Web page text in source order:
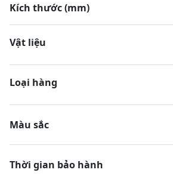
Kích thước (mm)
Vật liệu
Loại hàng
Màu sắc
Thời gian bảo hành